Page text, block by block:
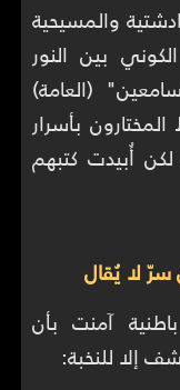
والمسيحية
بين النور
(العامة)
بأسرار
لكن أُبيدت كتبهم
آمنت بأن
إلا للنخبة: